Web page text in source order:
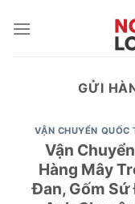
GỬI
VẬN CHUYỂN QUỐC
Vận Chuyển
Hàng Mây
Đan, Gốm Sứ